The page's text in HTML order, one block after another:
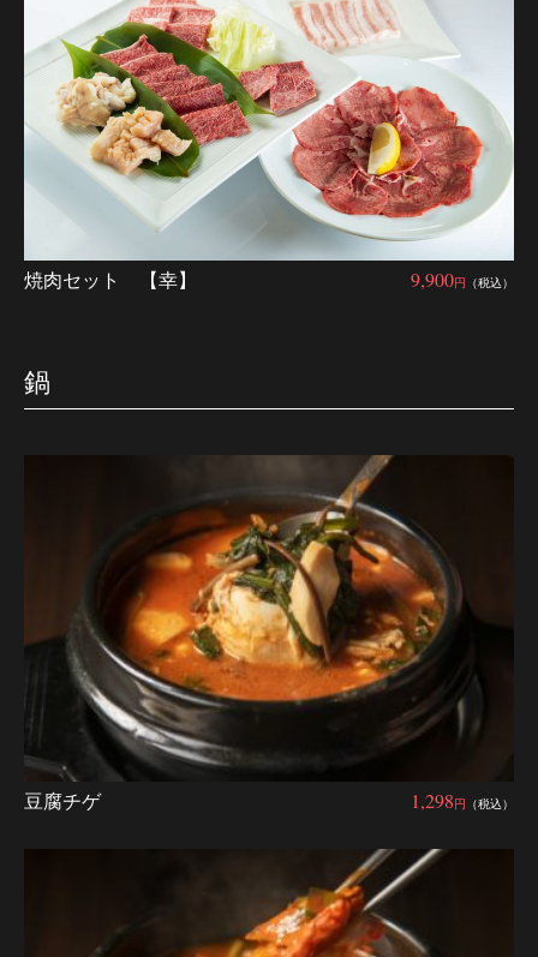
9,900円 （税込）
焼肉セット 【幸】
鍋
1,298円 （税込）
豆腐チゲ